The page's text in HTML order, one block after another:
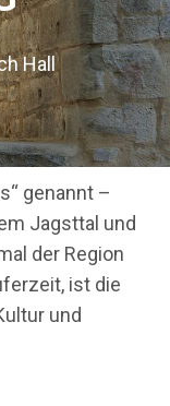
Hall
genannt –
Jagsttal und
der Region
ist die
und